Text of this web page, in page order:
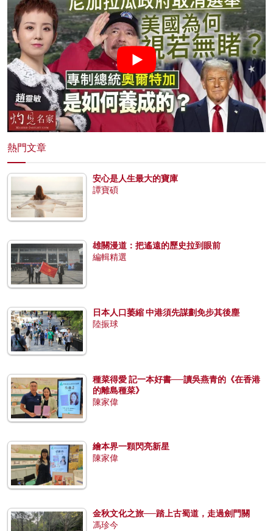
熱門文章
安心是人生最大的寶庫
譚寶碩
雄關漫道：把遙遠的歷史拉到眼前
編輯精選
日本人口萎縮 中港須先謀劃免步其後塵
陸振球
種菜得愛 記一本好書──讀吳燕青的《在香港
的離島種菜》
陳家偉
繪本界一顆閃亮新星
陳家偉
金秋文化之旅──踏上古蜀道，走過劍門關
馮珍今